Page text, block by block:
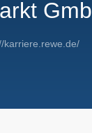
karriere.rewe.de/